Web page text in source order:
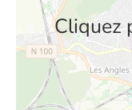
Cliquez